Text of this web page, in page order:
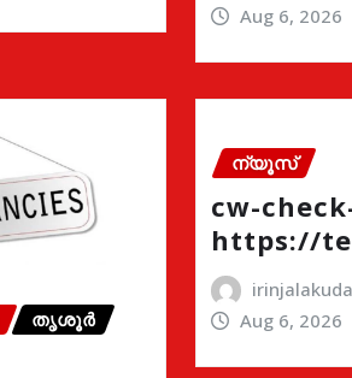
Aug 6, 2026
തൃശൂർ
ന്യൂസ്
cw-
https://
Aug 6, 2026